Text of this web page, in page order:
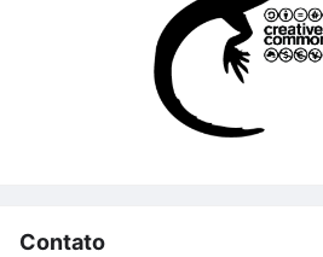
Contato